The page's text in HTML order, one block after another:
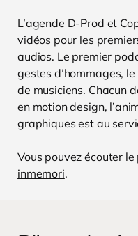
L’agende D-Prod et
vidéos pour les
audios. Le premier
gestes d’hommages,
de musiciens. Chacun
en motion design,
graphiques est au
Vous pouvez écouter
inmemori.